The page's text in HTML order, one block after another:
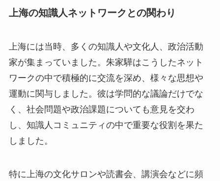
上海の知識人ネットワークとの関わり
上海には当時、多くの知識人や文化人、政治活動
家が集まっていました。朱家驊はこうしたネット
ワークの中で積極的に交流を深め、様々な思想や
運動に関与しました。彼は学問的な議論だけでな
く、社会問題や政治課題についても意見を交わ
し、知識人コミュニティの中で重要な役割を果た
しました。
特に上海の文化サロンや読書会、講演会などに頻